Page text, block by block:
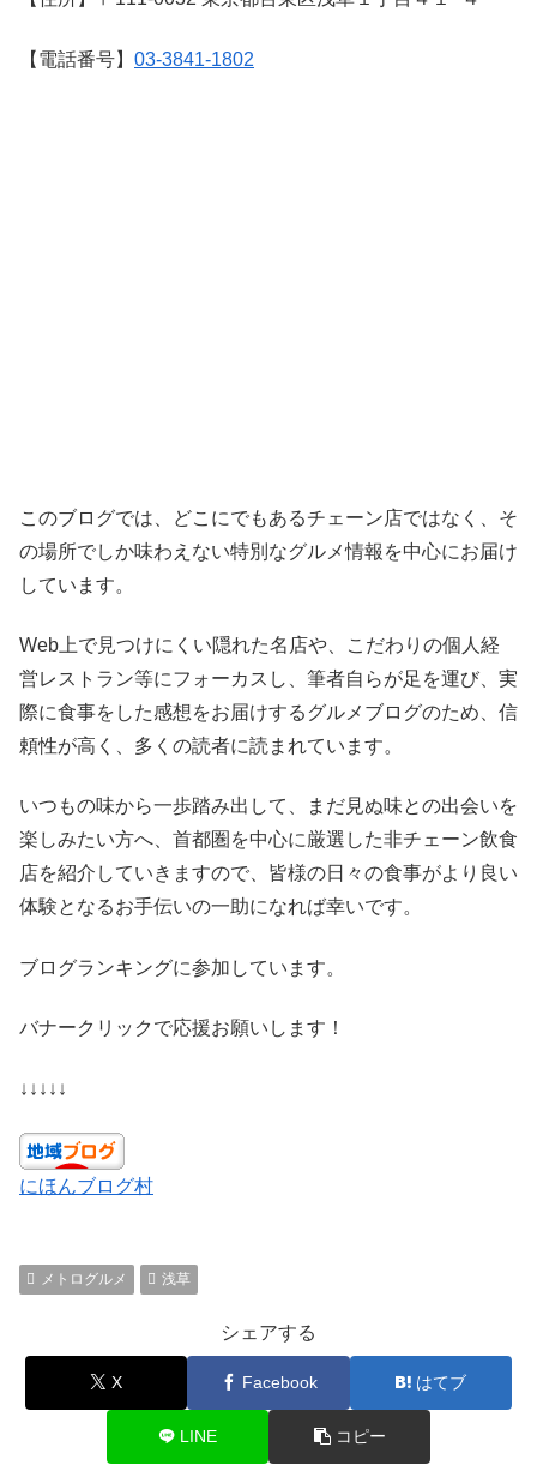
【電話番号】 03-3841-1802
このブログでは、どこにでもあるチェーン店ではなく、そ
の場所でしか味わえない特別なグルメ情報を中心にお届け
しています。
Web上で見つけにくい隠れた名店や、こだわりの個人経
営レストラン等にフォーカスし、筆者自らが足を運び、実
際に食事をした感想をお届けするグルメブログのため、信
頼性が高く、多くの読者に読まれています。
いつもの味から一歩踏み出して、まだ見ぬ味との出会いを
楽しみたい方へ、首都圏を中心に厳選した非チェーン飲食
店を紹介していきますので、皆様の日々の食事がより良い
体験となるお手伝いの一助になれば幸いです。
ブログランキングに参加しています。
バナークリックで応援お願いします！
↓↓↓↓↓
にほんブログ村
メトログルメ 浅草
シェアする
X Facebook はてブ
LINE コピー